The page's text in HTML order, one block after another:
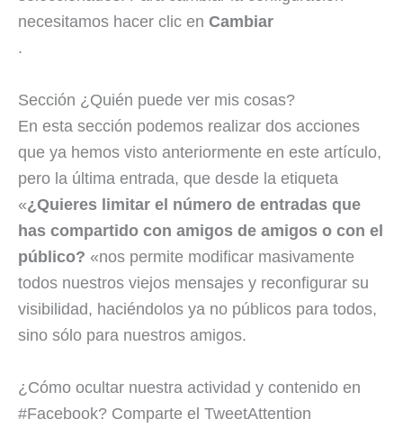
necesitamos hacer clic en Cambiar
.
Sección ¿Quién puede ver mis cosas?
En esta sección podemos realizar dos acciones
que ya hemos visto anteriormente en este artículo,
pero la última entrada, que desde la etiqueta
«¿Quieres limitar el número de entradas que
has compartido con amigos de amigos o con el
público? «nos permite modificar masivamente
todos nuestros viejos mensajes y reconfigurar su
visibilidad, haciéndolos ya no públicos para todos,
sino sólo para nuestros amigos.
¿Cómo ocultar nuestra actividad y contenido en
#Facebook? Comparte el TweetAttention